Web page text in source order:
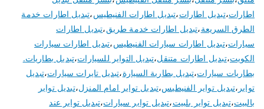
اطارات،تبديل اطارات،تبديل اطارات الفنيطيس،تبديل اطارات خدمة
الطرق السريعة،تبديل اطارات خدمة طريق،تبديل اطارات
سيارات،تبديل اطارات سيارات الفنيطيس،تبديل اطارات سيارات
الكويت،تبديل اطارات متنقل،تبديل التواير للسيارات،تبديل بطاريات.
بطاريات سيارات،تبديل بطارية السيارة،تبديل تايرات سيارات،تبديل
تواير ،تبديل تواير الفنيطيس،تبديل تواير امام المنزل،تبديل تواير
بالبيت،تبديل تواير بلبيت،تبديل تواير سيارات،تبديل تواير عند